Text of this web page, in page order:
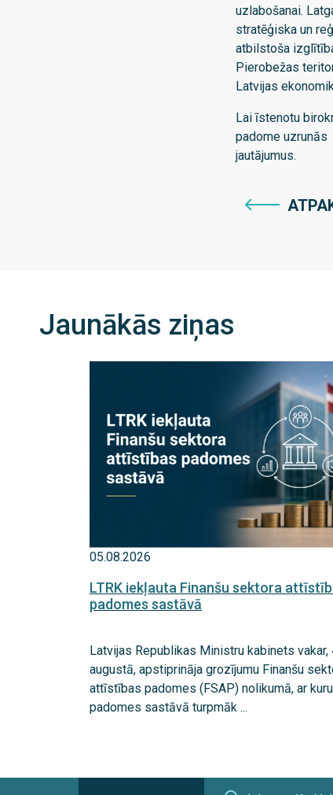
uzlabošanai.
stratēģiska un
atbilstoša
Pierobežas
Latvijas
Lai īstenotu
padome uzrunās
jautājumus.
Jaunākās ziņas
05.08.2026
LTRK iekļauta Finanšu sektora
padomes sastāvā
Latvijas Republikas Ministru kabinets vakar,
augustā, apstiprināja grozījumu Finanšu
attīstības padomes (FSAP) nolikumā, ar kuru
padomes sastāvā turpmāk ...